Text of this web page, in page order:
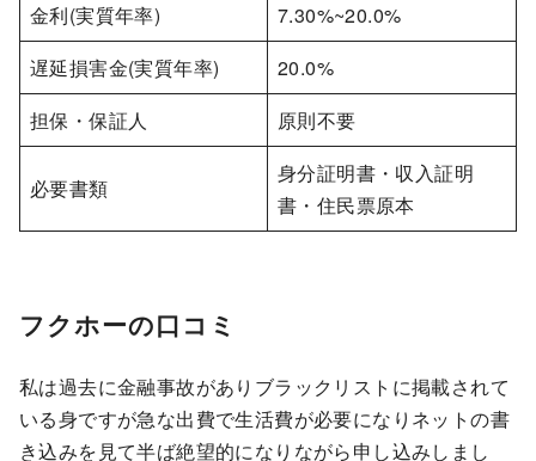
金利(実質年率)
7.30%~20.0%
遅延損害金(実質年率)
20.0%
担保・保証人
原則不要
必要書類
身分証明書・収入証明
書・住民票原本
フクホーの口コミ
私は過去に金融事故がありブラックリストに掲載されて
いる身ですが急な出費で生活費が必要になりネットの書
き込みを見て半ば絶望的になりながら申し込みしまし